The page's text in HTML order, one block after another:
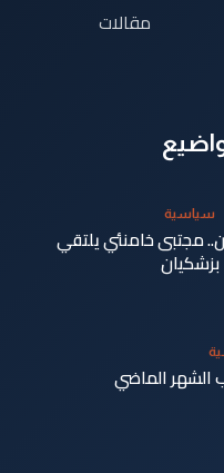
مقالات
سياسية
مجتبى خامنئي يلتقي
بزشكيان
الشهر الماضي